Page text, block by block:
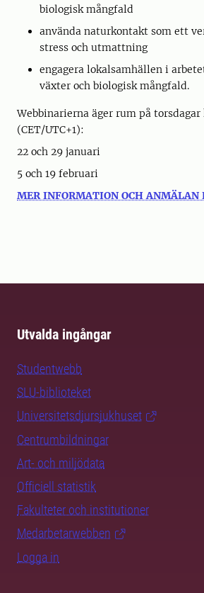
biologisk mångfald
använda naturkontakt som ett
stress och utmattning
engagera lokalsamhällen i
växter och biologisk mångfald.
Webbinarierna äger rum på torsdagar
(CET/UTC+1):
22 och 29 januari
5 och 19 februari
MER INFORMATION OCH ANMÄLAN
Utvalda ingångar
Studentwebb
SLU-biblioteket
Universitetsdjursjukhuset
Centrumbildningar
Art- och miljödata
Officiell statistik
Fakulteter och institutioner
Medarbetarwebben
Logga in